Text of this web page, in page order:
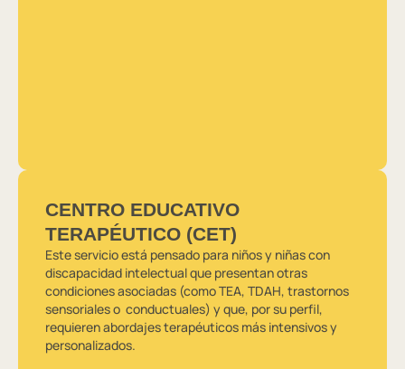
CENTRO EDUCATIVO
TERAPÉUTICO (CET)
Este servicio está pensado para niños y niñas con
discapacidad intelectual que presentan otras
condiciones asociadas (como TEA, TDAH, trastornos
sensoriales o conductuales) y que, por su perfil,
requieren abordajes terapéuticos más intensivos y
personalizados.